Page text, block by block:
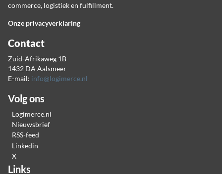
commerce, logistiek en fulfillment.
Onze privacyverklaring
Contact
Zuid-Afrikaweg 1B
1432 DA Aalsmeer
E-mail: info@logimerce.nl
Volg ons
Logimerce.nl
Nieuwsbrief
RSS-feed
Linkedin
X
Links